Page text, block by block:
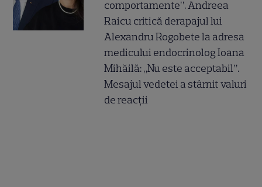
comportamente”. Andreea
Raicu critică derapajul lui
Alexandru Rogobete la adresa
medicului endocrinolog Ioana
Mihăilă: „Nu este acceptabil”.
Mesajul vedetei a stârnit valuri
de reacții